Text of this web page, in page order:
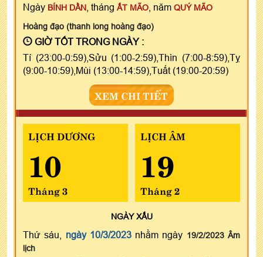
Ngày BÍNH DẦN , tháng ẤT MÃO , năm QUÝ MÃO
Hoàng đạo (thanh long hoàng đạo)
GIỜ TỐT TRONG NGÀY :
Tí (23:00-0:59),Sửu (1:00-2:59),Thìn (7:00-8:59),Tỵ
(9:00-10:59),Mùi (13:00-14:59),Tuất (19:00-20:59)
XEM CHI TIẾT
LỊCH DƯƠNG
10
Tháng 3
LỊCH ÂM
19
Tháng 2
NGÀYXẤU
Thứ sáu, ngày 10/3/2023nhằm ngày 19/2/2023 Âm
lịch